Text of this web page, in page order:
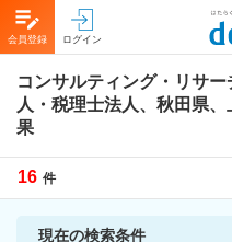
会員登録 ログイン
コンサルティング・リサ
人・税理士法人、秋田県、
果
16 件
現在の検索条件